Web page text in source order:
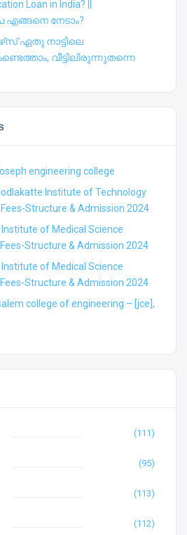
Loan in India? ||
നേടാം?
ഏതു നാട്ടിലെ
വീട്ടിലിരുന്നുതന്നെ
engineering college
Institute of Technology
Structure & Admission 2024
of Medical Science
Structure & Admission 2024
of Medical Science
Structure & Admission 2024
college of engineering – [jce],
(111)
(95)
(113)
(112)